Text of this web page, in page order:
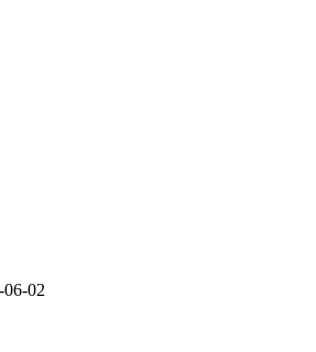
06-02